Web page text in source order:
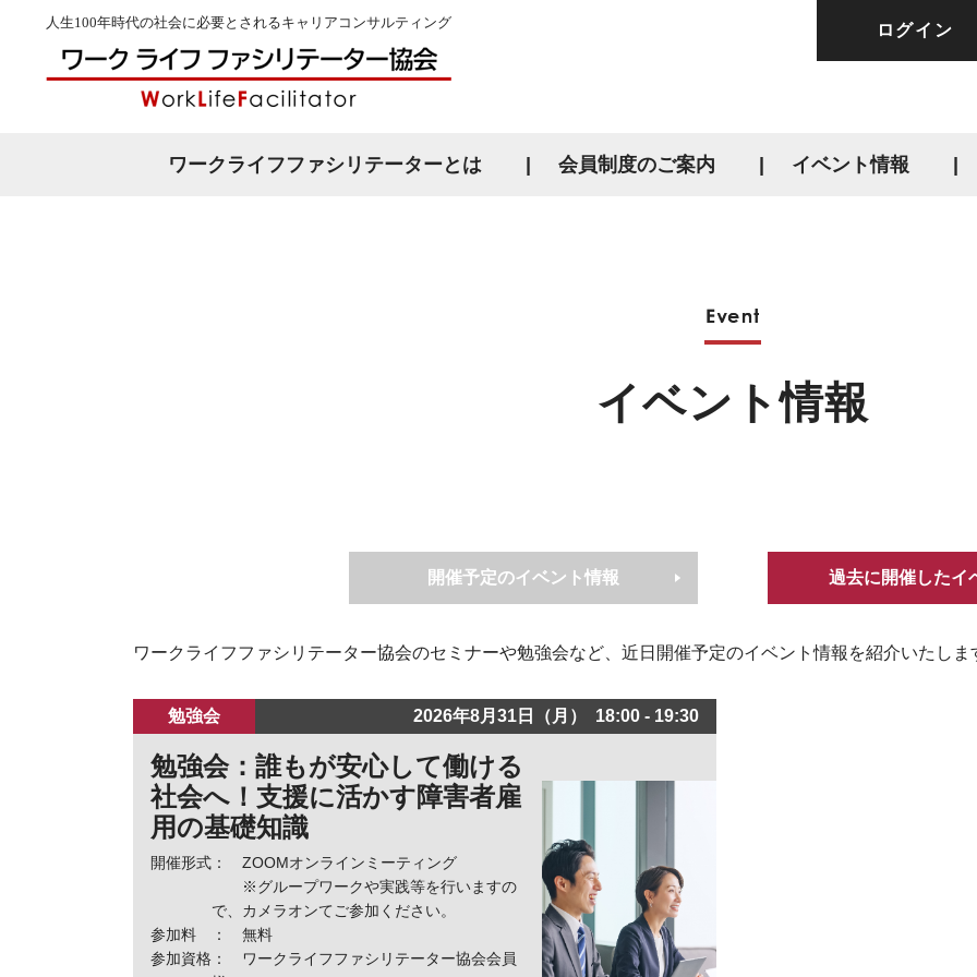
人生100年時代の社会に必要とされるキャリアコンサルティング ログイン
ワークライフファシリテーターとは 会員制度のご案内 イベント情報
イベント情報
開催予定のイベント情報 過去に開催したイ
ワークライフファシリテーター協会のセミナーや勉強会など、近日開催予定のイベント情報を紹介いたしま
勉強会 2026年8月31日（月） 18:00 - 19:30
勉強会：誰もが安心して働ける
社会へ！支援に活かす障害者雇
用の基礎知識
開催形式 ： ZOOMオンラインミーティング
※グループワークや実践等を行いますの
で、カメラオンてご参加ください。
参加料
： 無料
参加資格 ： ワークライフファシリテーター協会会員